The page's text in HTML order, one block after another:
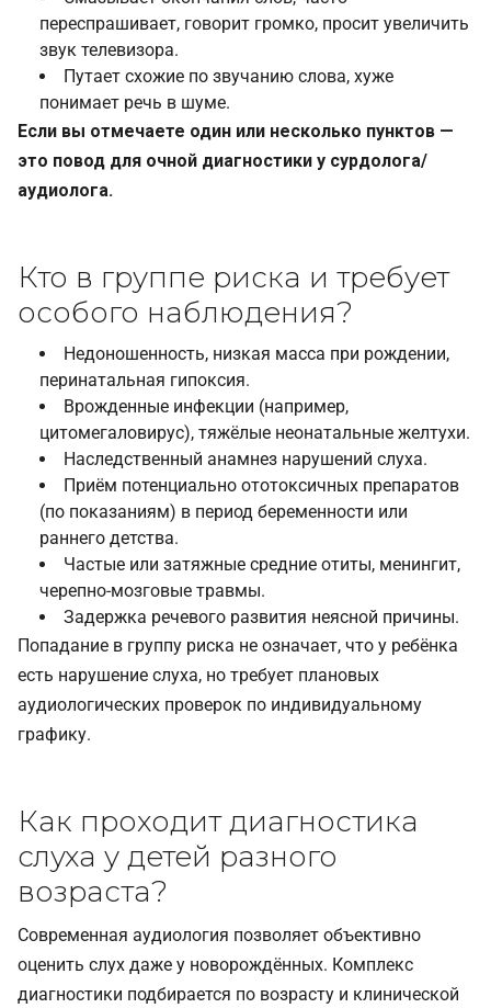
переспрашивает, говорит громко, просит увеличить
звук телевизора.
Путает схожие по звучанию слова, хуже
понимает речь в шуме.
Если вы отмечаете один или несколько пунктов —
это повод для очной диагностики у сурдолога/
аудиолога.
Кто в группе риска и требует
особого наблюдения?
Недоношенность, низкая масса при рождении,
перинатальная гипоксия.
Врожденные инфекции (например,
цитомегаловирус), тяжёлые неонатальные желтухи.
Наследственный анамнез нарушений слуха.
Приём потенциально ототоксичных препаратов
(по показаниям) в период беременности или
раннего детства.
Частые или затяжные средние отиты, менингит,
черепно-мозговые травмы.
Задержка речевого развития неясной причины.
Попадание в группу риска не означает, что у ребёнка
есть нарушение слуха, но требует плановых
аудиологических проверок по индивидуальному
графику.
Как проходит диагностика
слуха у детей разного
возраста?
Современная аудиология позволяет объективно
оценить слух даже у новорождённых. Комплекс
диагностики подбирается по возрасту и клинической